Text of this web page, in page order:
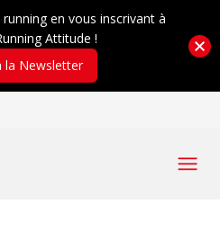
en vous inscrivant à
Attitude !
la Newsletter